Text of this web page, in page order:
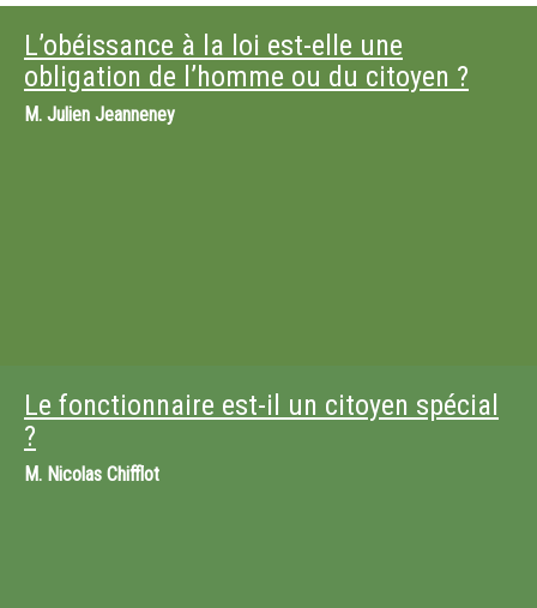
L’obéissance à la loi est-elle une
obligation de l’homme ou du citoyen ?
M. Julien Jeanneney
Le fonctionnaire est-il un citoyen spécial
?
M. Nicolas Chifflot